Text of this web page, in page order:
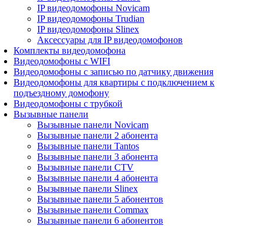
IP видеодомофоны Novicam
IP видеодомофоны Trudian
IP видеодомофоны Slinex
Аксессуары для IP видеодомофонов
Комплекты видеодомофона
Видеодомофоны с WIFI
Видеодомофоны с записью по датчику движения
Видеодомофоны для квартиры с подключением к
подъездному домофону
Видеодомофоны с трубкой
Вызывные панели
Вызывные панели Novicam
Вызывные панели 2 абонента
Вызывные панели Tantos
Вызывные панели 3 абонента
Вызывные панели CTV
Вызывные панели 4 абонента
Вызывные панели Slinex
Вызывные панели 5 абонентов
Вызывные панели Commax
Вызывные панели 6 абонентов